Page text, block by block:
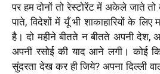
पर हम दोनों तो रेस्टोरेंट में अकेले जाते
पाते, विदेशों में यूँ भी शाकाहारियों के
है। दो महीने बीतते न बीतते अपनी देश,
अपनी रसोई की याद आने लगी। कोई
सुंदरता देख कर ही जिये? अपना दिल्ली